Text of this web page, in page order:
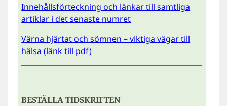
Innehållsförteckning och länkar till samtliga
artiklar i det senaste numret
Värna hjärtat och sömnen – viktiga vägar till
hälsa (länk till pdf)
BESTÄLLA TIDSKRIFTEN